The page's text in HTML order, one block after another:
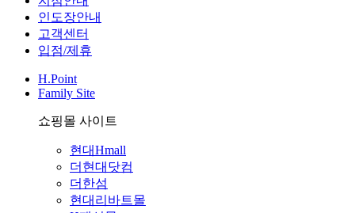
인도장안내
고객센터
입점/제휴
H.Point
Family Site
쇼핑몰 사이트
현대Hmall
더현대닷컴
더한섬
현대리바트몰